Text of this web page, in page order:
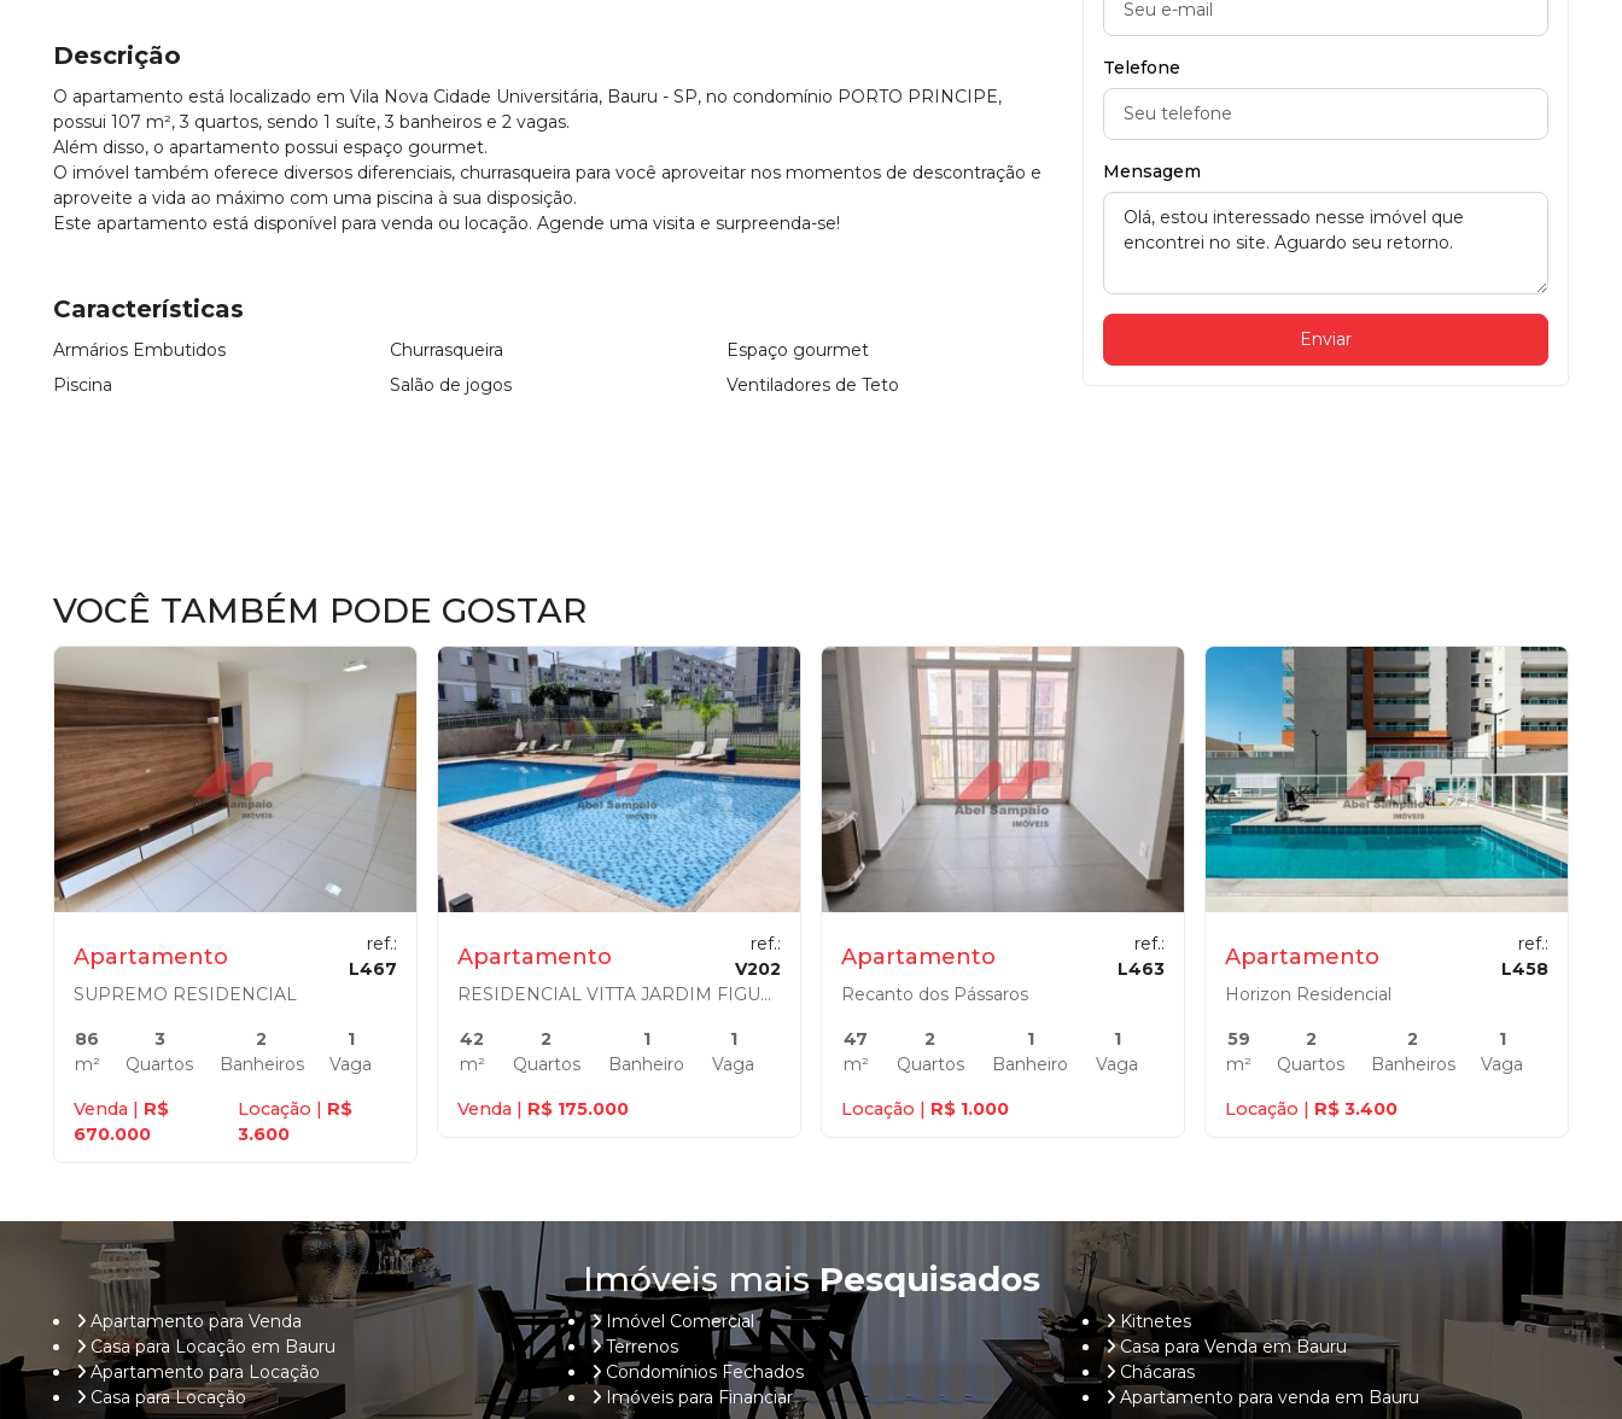
Descrição
O apartamento está localizado em Vila Nova Cidade Universitária, Bauru - SP, no condomínio PORTO PRINCIPE,
possui 107 m², 3 quartos, sendo 1 suíte, 3 banheiros e 2 vagas.
Além disso, o apartamento possui espaço gourmet.
O imóvel também oferece diversos diferenciais, churrasqueira para você aproveitar nos momentos de descontração e
aproveite a vida ao máximo com uma piscina à sua disposição.
Este apartamento está disponível para venda ou locação. Agende uma visita e surpreenda-se!
Características
Armários Embutidos Churrasqueira
Espaço gourmet
Piscina
Salão de jogos Ventiladores de Teto
Telefone
Mensagem
Enviar
VOCÊ TAMBÉM PODE GOSTAR
Apartamento
ref.:
L467
SUPREMO RESIDENCIAL
86
m²
3
Quartos
2
Banheiros
1
Vaga
Venda | R$
670.000
Locação | R$
3.600
Apartamento
ref.:
V202
RESIDENCIAL VITTA JARDIM FIGUEIRAS
42
m²
2
Quartos
1
Banheiro
1
Vaga
Venda | R$ 175.000
Apartamento
ref.:
L463
Recanto dos Pássaros
47
m²
2
Quartos
1
Banheiro
1
Vaga
Locação | R$ 1.000
Apartamento
ref.:
L458
Horizon Residencial
59
m²
2
Quartos
2
Banheiros
1
Vaga
Locação | R$ 3.400
Imóveis maisPesquisados
Apartamento para Venda
Casa para Locação em Bauru
Apartamento para Locação
Casa para Locação
Imóvel Comercial
Terrenos
Condomínios Fechados
Imóveis para Financiar
Kitnetes
Casa para Venda em Bauru
Chácaras
Apartamento para venda em Bauru